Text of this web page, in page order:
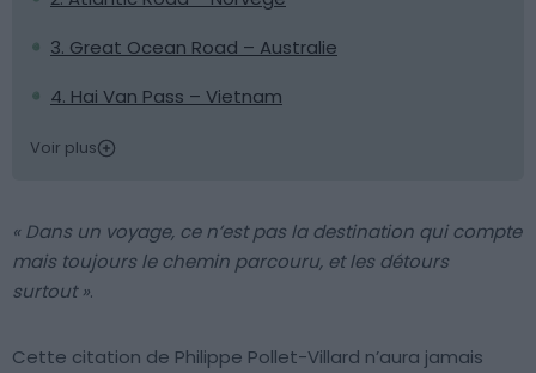
3. Great Ocean Road – Australie
4. Hai Van Pass – Vietnam
Voir plus
« Dans un voyage, ce n’est pas la destination qui compte
mais toujours le chemin parcouru, et les détours
surtout ».
Cette citation de Philippe Pollet-Villard n’aura jamais